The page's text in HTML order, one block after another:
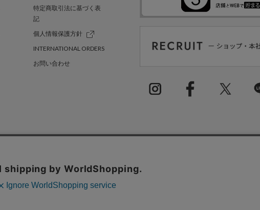
特定商取引法に基づく表
記
個人情報保護方針
INTERNATIONAL ORDERS
お問い合わせ
採用情報